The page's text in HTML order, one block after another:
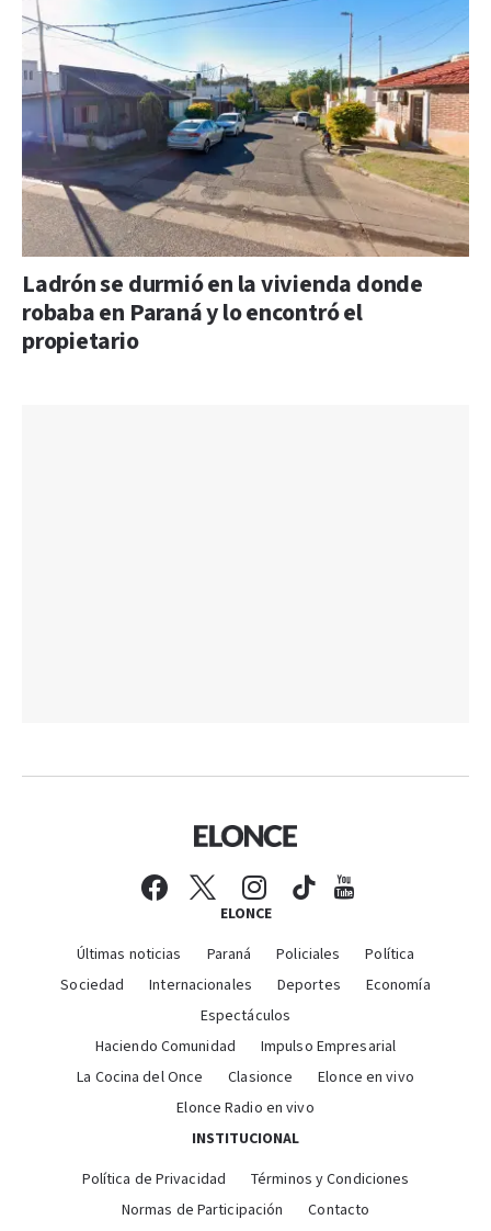
Ladrón se durmió en la vivienda donde
robaba en Paraná y lo encontró el
propietario
ELONCE
Últimas noticias Paraná Policiales
Política
Sociedad
Internacionales Deportes
Economía
Espectáculos
Haciendo Comunidad
Impulso Empresarial
La Cocina del Once
Clasionce
Elonce en vivo
Elonce Radio en vivo
INSTITUCIONAL
Política de Privacidad
Términos y Condiciones
Normas de Participación
Contacto